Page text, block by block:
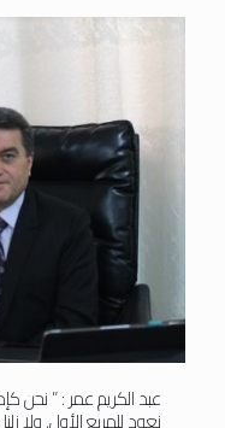
عبد الكريم عمر : ” نحن
نعود للمربع الأول, ولا